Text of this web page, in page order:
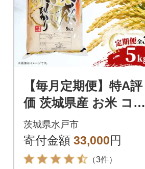
【毎月定期便】特A評
価 茨城県産 お米 コシ
ヒカリ 定期便 (5kg×3
回) 茨城県の 米 全3回
茨城県水戸市
寄付金額 33,000円
（3件）